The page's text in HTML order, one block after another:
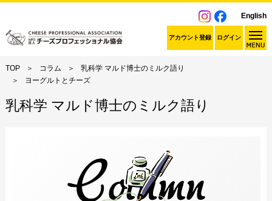
English
アカウント登録 ログイン
TOP コラム
乳科学 マルド博士のミルク語り
ヨーグルトとチーズ
乳科学 マルド博士のミルク語り